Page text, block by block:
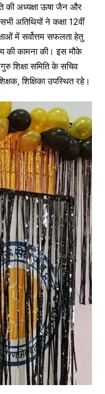
की अध्यक्षा ऊषा जैन और
अतिथियों ने कक्षा 12वीं
में सर्वोत्तम सफलता हेतु
की कामना की। इस मौके
शिक्षा समिति के सचिव
शिक्षिका उपस्थित रहे।